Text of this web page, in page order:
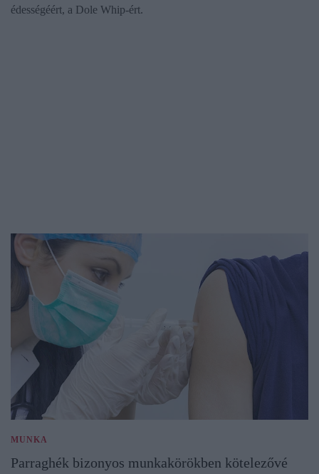
édességéért, a Dole Whip-ért.
MUNKA
Parraghék bizonyos munkakörökben kötelezővé